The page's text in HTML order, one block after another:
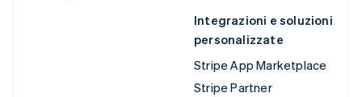
Integrazioni e soluzioni
personalizzate
Stripe App Marketplace
Stripe Partner